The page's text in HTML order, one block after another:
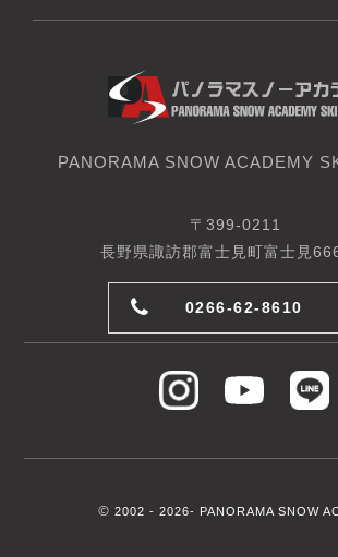
PANORAMA SNOW ACADEMY
〒399-0211
長野県諏訪郡富士見町富士見
0266-62-8610
© 2002 - 2026- PANORAMA SNOW